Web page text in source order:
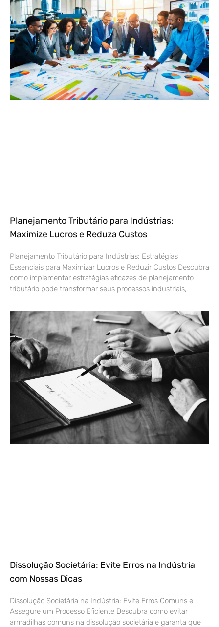
Planejamento Tributário para Indústrias:
Maximize Lucros e Reduza Custos
Planejamento Tributário para Indústrias: Estratégias
Essenciais para Maximizar Lucros e Reduzir Custos Descubra
como implementar estratégias eficazes de planejamento
tributário pode transformar seus processos industriais,
Dissolução Societária: Evite Erros na Indústria
com Nossas Dicas
Dissolução Societária na Indústria: Evite Erros Comuns e
Assegure um Processo Eficiente Descubra como evitar
armadilhas comuns na dissolução societária e garanta que